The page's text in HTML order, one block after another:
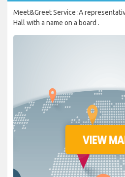
Meet&Greet Service :A
Hall with a name on a board .